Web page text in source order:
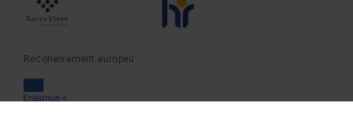
Reconeixement europeu